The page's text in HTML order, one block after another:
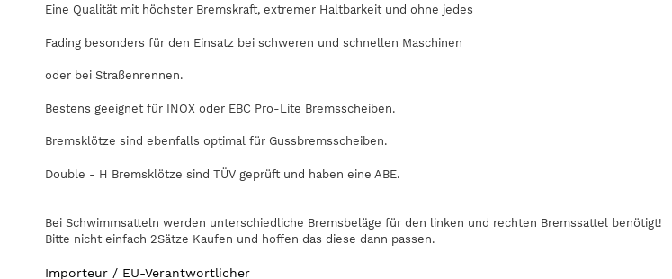
Eine Qualität mit höchster Bremskraft, extremer Haltbarkeit und ohne jedes
Fading besonders für den Einsatz bei schweren und schnellen Maschinen
oder bei Straßenrennen.
Bestens geeignet für INOX oder EBC Pro-Lite Bremsscheiben.
Bremsklötze sind ebenfalls optimal für Gussbremsscheiben.
Double - H Bremsklötze sind TÜV geprüft und haben eine ABE.
Bei Schwimmsatteln werden unterschiedliche Bremsbeläge für den linken und rechten Bremssattel benötigt!
Bitte nicht einfach 2Sätze Kaufen und hoffen das diese dann passen.
Importeur / EU-Verantwortlicher